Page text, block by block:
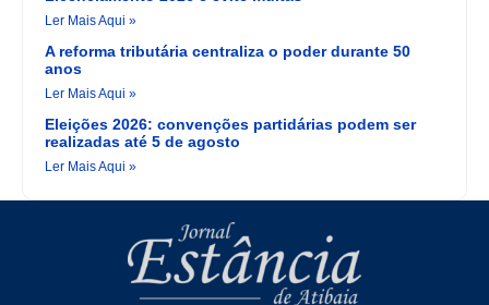
Ler Mais Aqui »
A reforma tributária centraliza o poder durante 50
anos
Ler Mais Aqui »
Eleições 2026: convenções partidárias podem ser
realizadas até 5 de agosto
Ler Mais Aqui »